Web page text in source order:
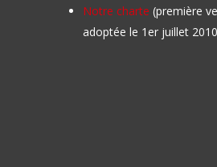
Notre charte (première
adoptée le 1er juillet